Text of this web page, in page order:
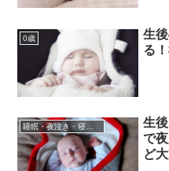
0歳
生
る
睡眠・夜泣き・寝かしつけ
生
で
ど